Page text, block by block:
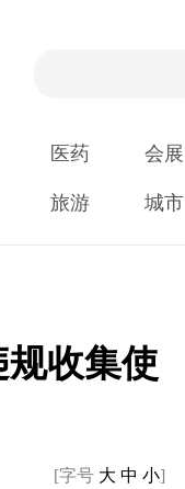
医药 会展
旅游 城市
收集使
[字号 大 中 小]